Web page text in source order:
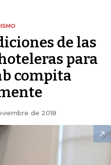
de las
para
compita
de 2018